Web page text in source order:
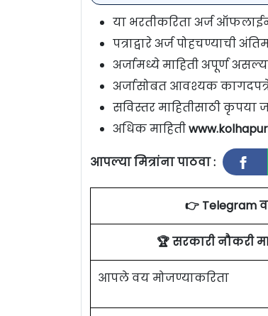
या भरतीकरिता अर्ज
पत्राद्वारे अर्ज पोहचण्याची
अर्जामध्ये माहिती अपूर्ण
अर्जासोबत आवश्यक कागदपत्रे
सविस्तर माहितीसाठी कृपया
अधिक माहिती
आपल्या मित्रांना पाठवा :
👉 Telegram
🏆 सरकारी नौकरी
आपले वय मोजण्याकरिता